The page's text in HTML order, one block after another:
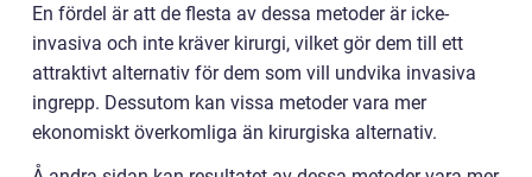
En fördel är att de flesta av dessa metoder är icke-
invasiva och inte kräver kirurgi, vilket gör dem till ett
attraktivt alternativ för dem som vill undvika invasiva
ingrepp. Dessutom kan vissa metoder vara mer
ekonomiskt överkomliga än kirurgiska alternativ.